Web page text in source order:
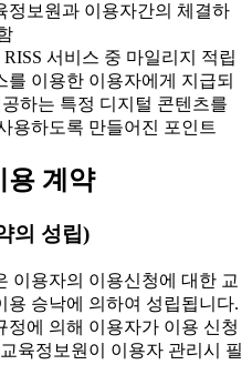
정보원과 이용자간의 체결하
서비스 중 마일리지 적립
를 이용한 이용자에게 지급되
공하는 특정 디지털 콘텐츠를
용하도록 만들어진 포인트
용 계약
의 성립)
이용자의 이용신청에 대한 교
용 승낙에 의하여 성립됩니다.
에 의해 이용자가 이용 신청
육정보원이 이용자 관리시 필